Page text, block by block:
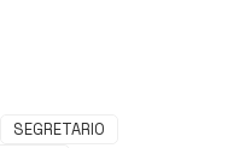
SEGRETARIO